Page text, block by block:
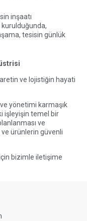
inşaatı
tesisin günlük
ve lojistiğin hayati
yönetimi karmaşık
işleyişin temel bir
ve
ürünlerin güvenli
bizimle iletişime